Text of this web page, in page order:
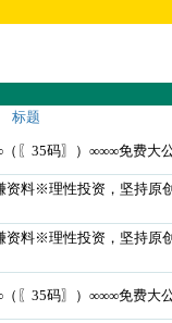
标题
〖35码〗）∞∞∞免费大
料※理性投资，坚持原
料※理性投资，坚持原
〖35码〗）∞∞∞免费大